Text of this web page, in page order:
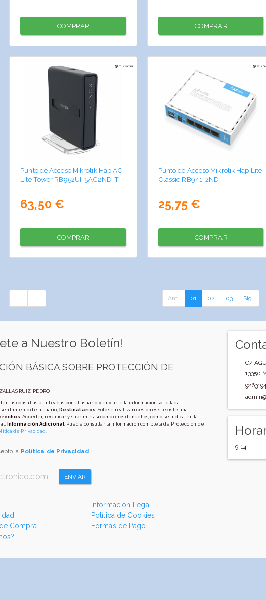
COMPRAR COMPRAR
Punto de Acceso Mikrotik Hap AC
Lite Tower RB952UI-5AC2ND-T
63,50 €
COMPRAR
Punto de Acceso Mikrotik Hap Lite
Classic RB941-2ND
25,75 €
COMPRAR
Ant. 01 02 03 Sig.
a Nuestro Boletín!
BÁSICA SOBRE PROTECCIÓN DE
RUIZ, PEDRO
las consultas planteadas por el usuario y enviarle la información solicitada;
del usuario; Destinatarios: Solo se realizan cesiones si existe una
: Acceder, rectificar y suprimir, así como otros derechos, como se indica en la
Información Adicional: Puede consultar la información completa de Protección de
de Privacidad.
la Política de Privacidad.
ENVIAR
Información Legal
Política de Cookies
Compra
Formas de Pago
C/
13350
9-14